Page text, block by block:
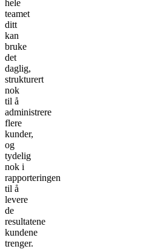
hele
teamet
ditt
kan
bruke
det
daglig,
strukturert
nok
til å
administrere
flere
kunder,
og
tydelig
nok i
rapporteringen
til å
levere
de
resultatene
kundene
trenger.